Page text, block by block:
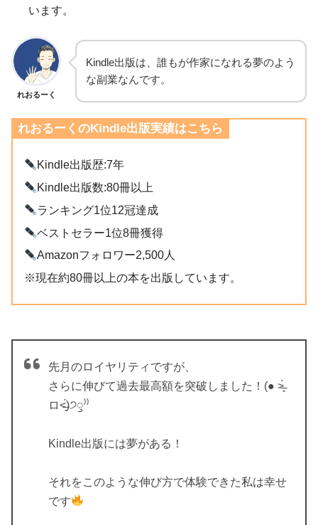
います。
れおるーく
Kindle出版は、誰もが作家になれる夢のよう
な副業なんです。
れおるーくのKindle出版実績はこちら
Kindle出版歴:7年
Kindle出版数:80冊以上
ランキング1位12冠達成
ベストセラー1位8冊獲得
Amazonフォロワー2,500人
※現在約80冊以上の本を出版しています。
先月のロイヤリティですが、
さらに伸びて過去最高額を突破しました！(● ˃̶͈̀
ロ˂̶͈́)੭ꠥ⁾⁾
Kindle出版には夢がある！
それをこのような伸び方で体験できた私は幸せ
です